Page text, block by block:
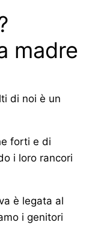
madre
di noi è un
forti e di
i loro rancori
è legata al
i genitori